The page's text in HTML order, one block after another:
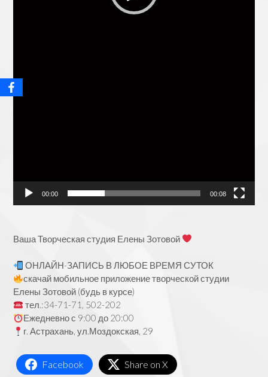
00:00 00:08
Ваша Творческая студия Елены Зотовой
ОНЛАЙН-ЗАПИСЬ В ЛЮБОЕ ВРЕМЯ СУТОК
скачай мобильное приложение творческой студии
Елены Зотовой (будь в курсе)
тел.:34-71-71, 502-202
Ежедневно с 9:00 до 20:00
г. Астрахань, ул.Моздокская, 29
Facebook Share on X